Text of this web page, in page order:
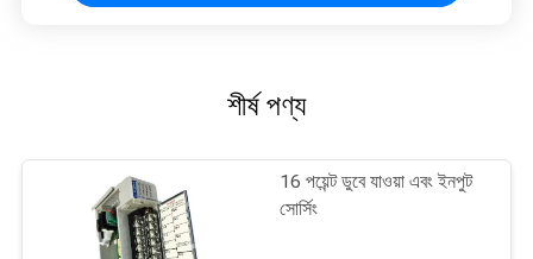
শীর্ষ পণ্য
16 পয়েন্ট ডুবে যাওয়া এবং ইনপুট
সোর্সিং